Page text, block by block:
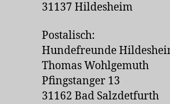
31137 Hildesheim
Postalisch:
Hundefreunde
Thomas Wohlgemuth
Pfingstanger 13
31162 Bad Salzdetfurth